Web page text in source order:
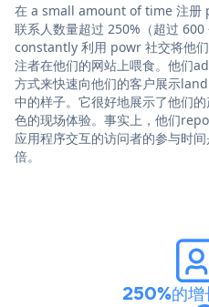
在 a small amount of time 注册
联系人数量超过 250%（超过 600
constantly 利用 powr 社交将他
注者在他们的网站上喂食。他们
方式来快速向他们的客户展示
中的样子。它很好地展示了他们
色的现场体验。事实上，他们
应用程序交互的访问者的参与时
倍。
250%的增